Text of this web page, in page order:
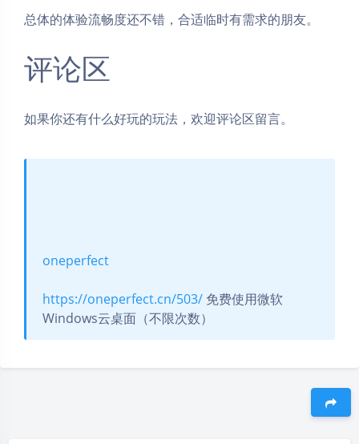
总体的体验流畅度还不错，合适临时有需求的朋友。
评论区
如果你还有什么好玩的玩法，欢迎评论区留言。
oneperfect
https://oneperfect.cn/503/ 免费使用微软
Windows云桌面（不限次数）